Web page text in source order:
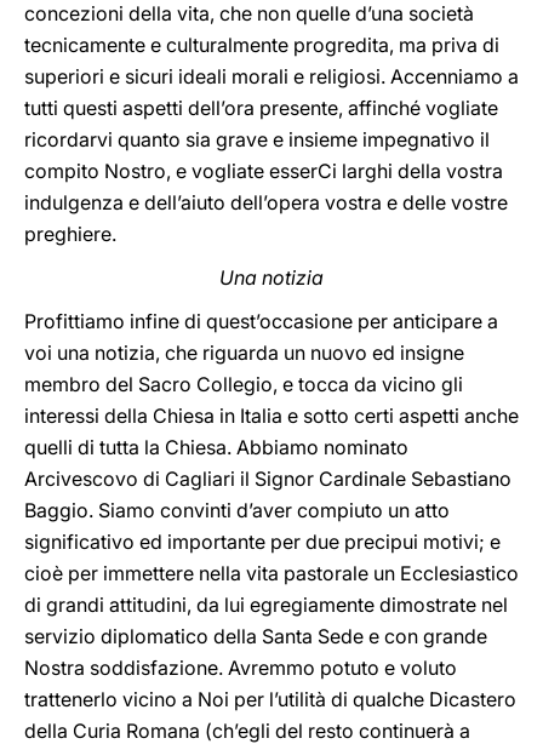
concezioni della vita, che non quelle d’una società
tecnicamente e culturalmente progredita, ma priva di
superiori e sicuri ideali morali e religiosi. Accenniamo a
tutti questi aspetti dell’ora presente, affinché vogliate
ricordarvi quanto sia grave e insieme impegnativo il
compito Nostro, e vogliate esserCi larghi della vostra
indulgenza e dell’aiuto dell’opera vostra e delle vostre
preghiere.
Una notizia
Profittiamo infine di quest’occasione per anticipare a
voi una notizia, che riguarda un nuovo ed insigne
membro del Sacro Collegio, e tocca da vicino gli
interessi della Chiesa in Italia e sotto certi aspetti anche
quelli di tutta la Chiesa. Abbiamo nominato
Arcivescovo di Cagliari il Signor Cardinale Sebastiano
Baggio. Siamo convinti d’aver compiuto un atto
significativo ed importante per due precipui motivi; e
cioè per immettere nella vita pastorale un Ecclesiastico
di grandi attitudini, da lui egregiamente dimostrate nel
servizio diplomatico della Santa Sede e con grande
Nostra soddisfazione. Avremmo potuto e voluto
trattenerlo vicino a Noi per l’utilità di qualche Dicastero
della Curia Romana (ch’egli del resto continuerà a